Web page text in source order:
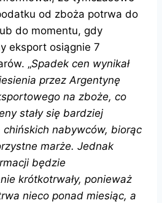
od zboża potrwa do
do momentu, gdy
eksport osiągnie 7
„Spadek cen wynikał
przez Argentynę
na zboże, co
stały się bardziej
nabywców, biorąc
marże. Jednak
będzie
krótkotrwały, ponieważ
nieco ponad miesiąc, a